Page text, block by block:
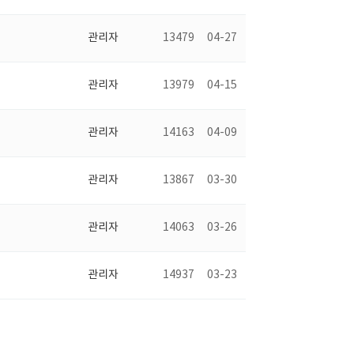
관리자 13479 04-27
관리자 13979 04-15
관리자 14163 04-09
관리자 13867 03-30
관리자 14063 03-26
관리자 14937 03-23